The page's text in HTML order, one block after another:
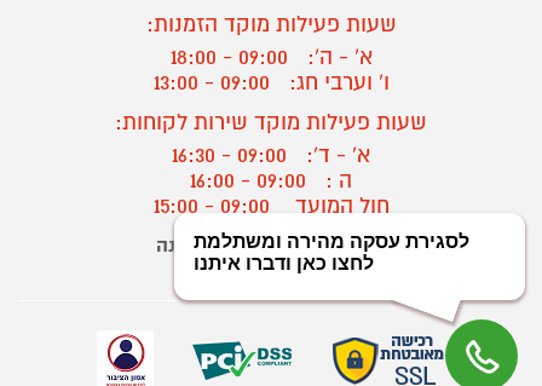
שעות פעילות מוקד הזמנות:
א' - ה':
09:00 - 18:00
ו' וערבי חג:
09:00 - 13:00
שעות פעילות מוקד שירות לקוחות:
א' - ד':
09:00 - 16:30
ה :
09:00 - 16:00
חול המועד
? יצירת קשר/ביטול הזמנה